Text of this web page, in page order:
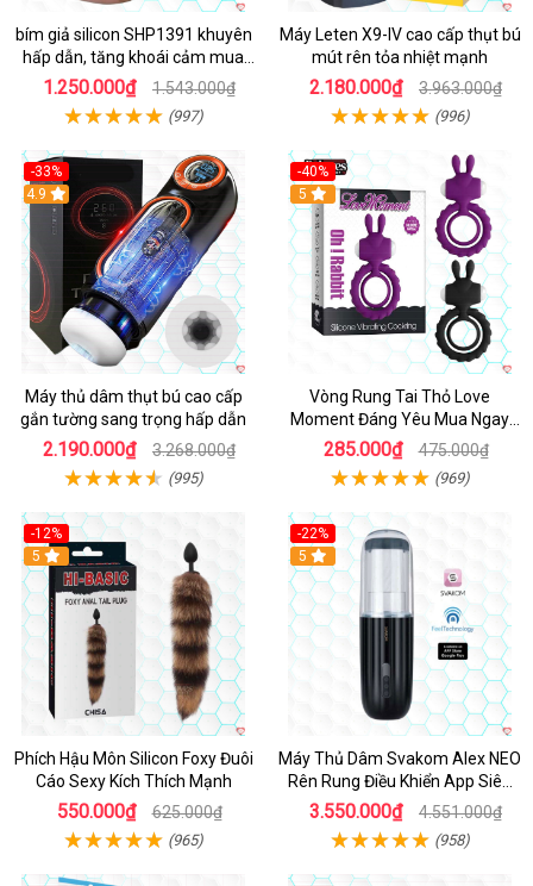
bím giả silicon SHP1391 khuyên
hấp dẫn, tăng khoái cảm mua
ngay
1.250.000₫ 1.543.000₫
(997)
Máy Leten X9-IV cao cấp thụt bú
mút rên tỏa nhiệt mạnh
2.180.000₫ 3.963.000₫
(996)
-33%
Hot
4.9
Máy thủ dâm thụt bú cao cấp
gắn tường sang trọng hấp dẫn
2.190.000₫ 3.268.000₫
(995)
-40%
5
Vòng Rung Tai Thỏ Love
Moment Đáng Yêu Mua Ngay
Giá Tốt
285.000₫ 475.000₫
(969)
-12%
Hot
5
Phích Hậu Môn Silicon Foxy Đuôi
Cáo Sexy Kích Thích Mạnh
550.000₫ 625.000₫
(965)
-22%
5
Máy Thủ Dâm Svakom Alex NEO
Rên Rung Điều Khiển App Siêu
Phê
3.550.000₫ 4.551.000₫
(958)